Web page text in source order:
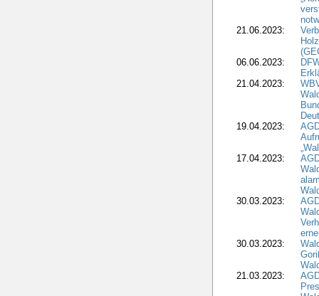
21.06.2023:
06.06.2023:
21.04.2023:
19.04.2023:
17.04.2023:
30.03.2023:
30.03.2023:
21.03.2023: